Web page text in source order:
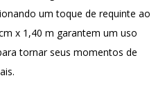
um toque de requinte ao
x 1,40 m garantem um uso
tornar seus momentos de